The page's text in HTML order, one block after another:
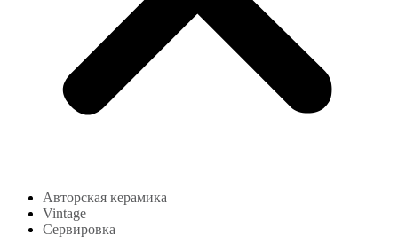
Авторская керамика
Vintage
Сервировка